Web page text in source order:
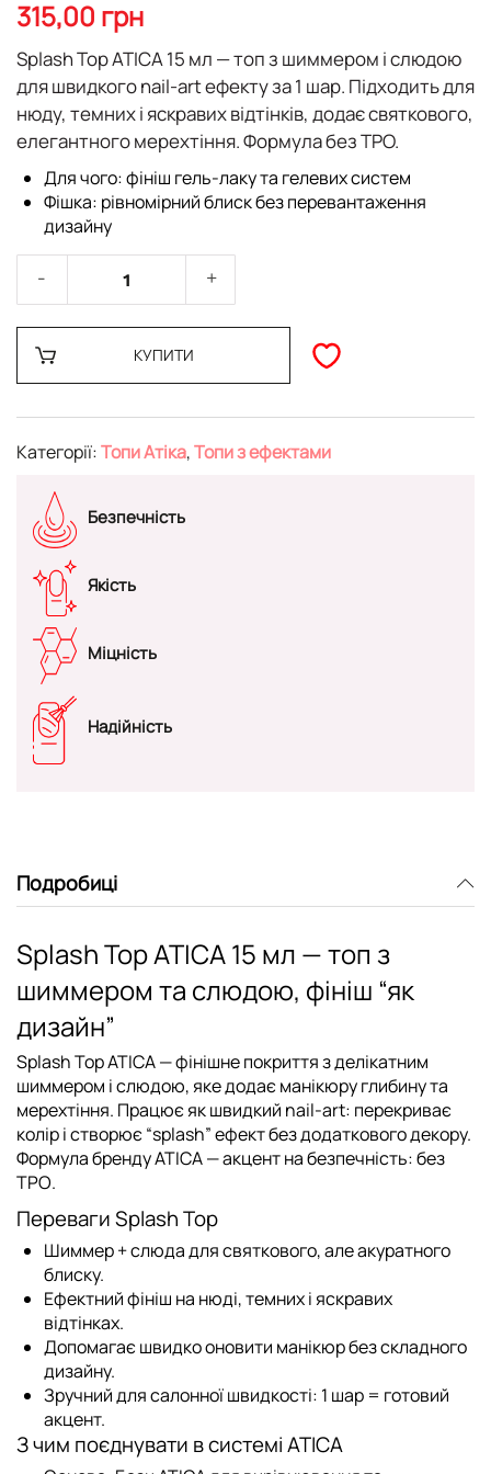
початку
галереї
зображень
315,00 грн
Splash Top ATICA 15 мл — топ з шиммером і слюдою
для швидкого nail-art ефекту за 1 шар. Підходить для
нюду, темних і яскравих відтінків, додає святкового,
елегантного мерехтіння. Формулабез TPO.
Для чого: фініш гель-лаку та гелевих систем
Фішка: рівномірний блиск без перевантаження
дизайну
КУПИТИ
Категорії:Топи Атіка,Топи з ефектами
Безпечність
Якість
Міцність
Надійність
Подробиці
Splash Top ATICA 15 мл — топ з
шиммером та слюдою, фініш “як
дизайн”
Splash Top ATICA— фінішне покриття з делікатним
шиммером і слюдою, яке додає манікюру глибину та
мерехтіння. Працює як швидкий nail-art: перекриває
колір і створює “splash” ефект без додаткового декору.
Формула бренду ATICA — акцент на безпечність:без
TPO.
Переваги Splash Top
Шиммер + слюда для святкового, але акуратного
блиску.
Ефектний фініш на нюді, темних і яскравих
відтінках.
Допомагає швидко оновити манікюр без складного
дизайну.
Зручний для салонної швидкості: 1 шар = готовий
акцент.
З чим поєднувати в системі ATICA